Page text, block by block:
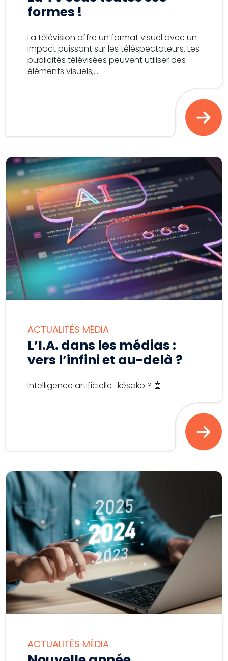
formes !
La télévision offre un format visuel avec un
impact puissant sur les téléspectateurs. Les
publicités télévisées peuvent utiliser des
éléments visuels,...
ACTUALITÉS MÉDIA
L’I.A. dans les médias :
vers l’infini et au-delà ?
Intelligence artificielle : késako ? 🤖
ACTUALITÉS MÉDIA